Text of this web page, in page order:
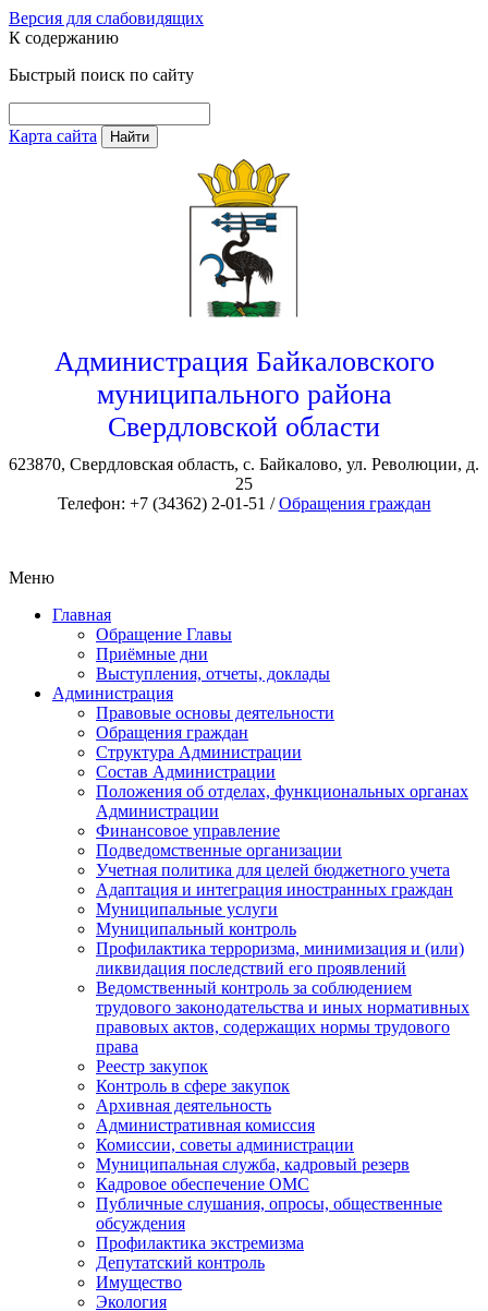
Версия для слабовидящих
К содержанию
Быстрый поиск по сайту
Карта сайта Найти
Администрация Байкаловского
муниципального района
Свердловской области
623870, Свердловская область, с. Байкалово, ул. Революции, д.
25
Телефон: +7 (34362) 2-01-51 /Обращения граждан
Меню
Главная
Обращение Главы
Приёмные дни
Выступления, отчеты, доклады
Администрация
Правовые основы деятельности
Обращения граждан
Структура Администрации
Состав Администрации
Положения об отделах, функциональных органах
Администрации
Финансовое управление
Подведомственные организации
Учетная политика для целей бюджетного учета
Адаптация и интеграция иностранных граждан
Муниципальные услуги
Муниципальный контроль
Профилактика терроризма, минимизация и (или)
ликвидация последствий его проявлений
Ведомственный контроль за соблюдением
трудового законодательства и иных нормативных
правовых актов, содержащих нормы трудового
права
Реестр закупок
Контроль в сфере закупок
Архивная деятельность
Административная комиссия
Комиссии, советы администрации
Муниципальная служба, кадровый резерв
Кадровое обеспечение ОМС
Публичные слушания, опросы, общественные
обсуждения
Профилактика экстремизма
Депутатский контроль
Имущество
Экология